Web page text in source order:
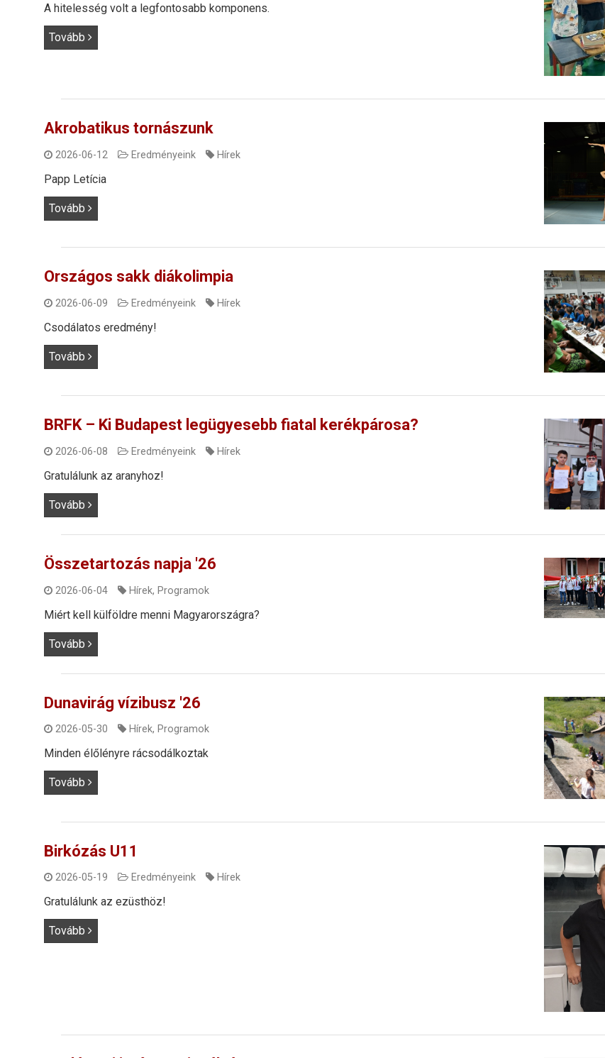
A hitelesség volt a legfontosabb komponens.
Tovább
Akrobatikus tornászunk
2026-06-12 Eredményeink Hírek
Papp Letícia
Tovább
Országos sakk diákolimpia
2026-06-09 Eredményeink Hírek
Csodálatos eredmény!
Tovább
BRFK – Ki Budapest legügyesebb fiatal kerékpárosa?
2026-06-08 Eredményeink Hírek
Gratulálunk az aranyhoz!
Tovább
Összetartozás napja '26
2026-06-04 Hírek, Programok
Miért kell külföldre menni Magyarországra?
Tovább
Dunavirág vízibusz '26
2026-05-30 Hírek,Programok
Minden élőlényre rácsodálkoztak
Tovább
Birkózás U11
2026-05-19 Eredményeink Hírek
Gratulálunk az ezüsthöz!
Tovább